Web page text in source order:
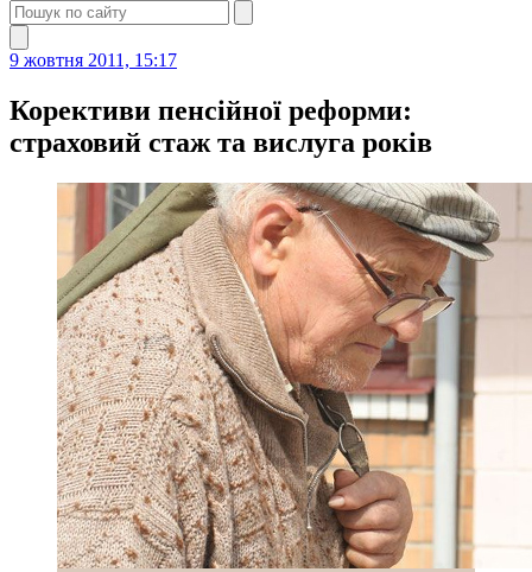
9 жовтня 2011, 15:17
Корективи пенсійної реформи:
страховий стаж та вислуга років